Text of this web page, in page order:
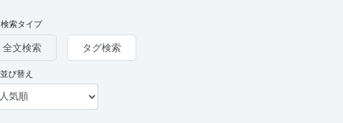
検索タイプ
全文検索 タグ検索
並び替え